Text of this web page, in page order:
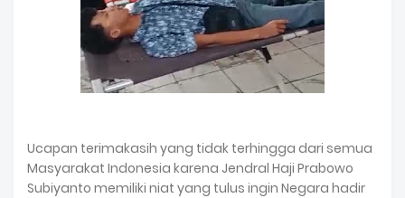
Ucapan terimakasih yang tidak terhingga dari semua
Masyarakat Indonesia karena Jendral Haji Prabowo
Subiyanto memiliki niat yang tulus ingin Negara hadir